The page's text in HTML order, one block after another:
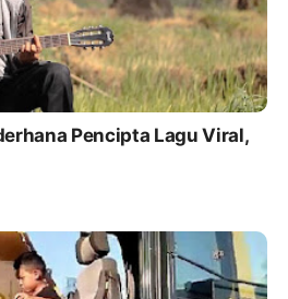
Pencipta Lagu Viral,